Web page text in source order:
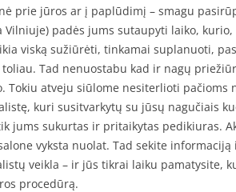
prie jūros ar į paplūdimį – smagu
Vilniuje) padės jums sutaupyti laiko,
viską sužiūrėti, tinkamai suplanuoti,
Tad nenuostabu kad ir nagų
Tokiu atveju siūlome nesiterlioti pačioms
kuri susitvarkytų su jūsų nagučiais
jums sukurtas ir pritaikytas pedikiuras.
vyksta nuolat. Tad sekite
veikla – ir jūs tikrai laiku pamatysite,
procedūrą.